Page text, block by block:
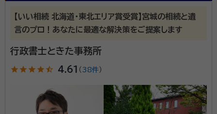
【いい相続 北海道・東北エリア賞受賞】宮城の相続と遺
言のプロ！あなたに最適な解決策をご提案します
行政書士ときた事務所
star star star star star_half 4.61 （ 38件）